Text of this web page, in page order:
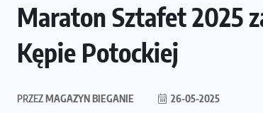
Maraton Sztafet 2025
Kępie Potockiej
PRZEZMAGAZYN BIEGANIE 26-05-2025